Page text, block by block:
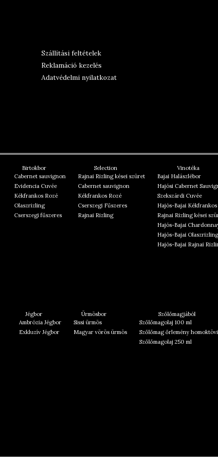
Szállítási feltételek
Reklamáció kezelés
Adatvédelmi nyilatkozat
Birtokbor
Cabernet sauvignon
Evidencia Cuvée
Kékfrankos Rozé
Olaszrizling
Cserszegi fűszeres
Selection
Rajnai Rizling kései szüret
Cabernet sauvignon
Kékfrankos Rozé
Cserszegi Fűszeres
Rajnai Rizling
Vinotéka
Bajai Halászlébor
Hajósi Cabernet
Szekszárdi Cuvée
Hajós-Bajai
Rajnai Rizling kései
Hajós-Bajai
Hajós-Bajai Olaszrizling
Hajós-Bajai Rajnai
Jégbor
Ambrózia Jégbor
Exkluzív Jégbor
Ürmösbor
Sissi ürmös
Magyar vörös ürmös
Szőlőmagjából
Szőlőmagolaj 100 ml
Szőlőmag őrlemény
Szőlőmagolaj 250 ml